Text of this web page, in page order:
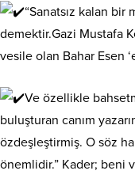
“Sanatsız kalan
demektir.Gazi Mustafa
vesile olan Bahar Esen
Ve özellikle
buluşturan canım
özdeşleştirmiş. O söz
önemlidir.” Kader; beni